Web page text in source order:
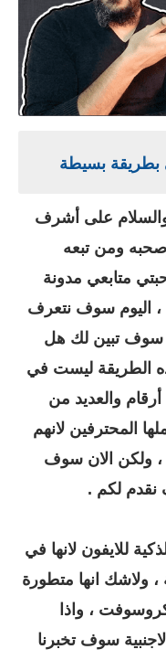
بطريقة بسيطة
والسلام على أشرف
ومن تبعه
متابعي مدونة
، اليوم سوف نتعرف
سوف تبين لك هل
الطريقة ليست في
والعديد من
المحترفين لانهم
، ولكن الان سوف
نقدم لكم .
للايفون لانها في
، ولاشك انها متطورة
، واذا
سوف تخبرنا